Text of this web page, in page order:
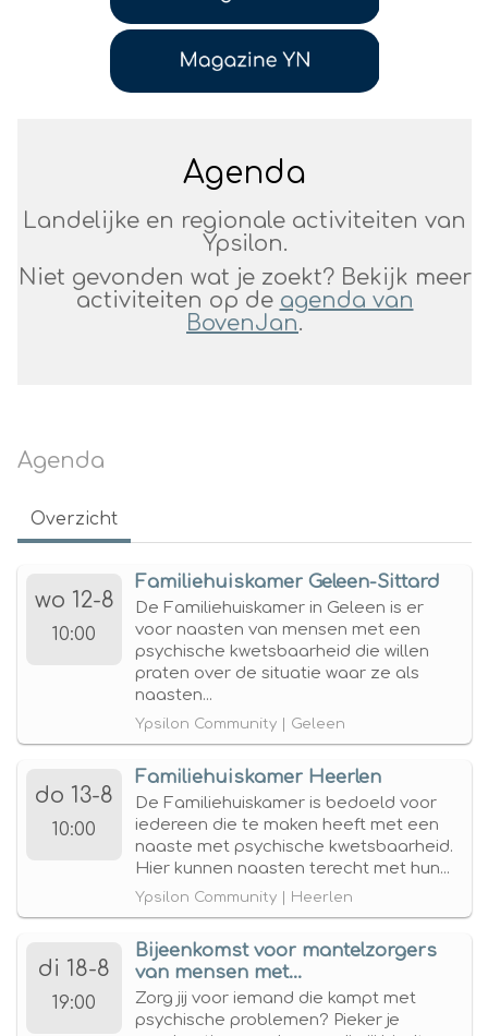
BovenJan
Profiel
Agenda
Landelijke en regionale activiteiten van
Ypsilon.
Niet gevonden wat je zoekt? Bekijk meer
activiteiten op de agenda van
BovenJan.
Agenda
Overzicht
wo 12-8
10:00
Familiehuiskamer Geleen-Sittard
De Familiehuiskamer in Geleen is er
voor naasten van mensen met een
psychische kwetsbaarheid die willen
praten over de situatie waar ze als
naasten...
Ypsilon Community | Geleen
do 13-8
10:00
Familiehuiskamer Heerlen
De Familiehuiskamer is bedoeld voor
iedereen die te maken heeft met een
naaste met psychische kwetsbaarheid.
Hier kunnen naasten terecht met hun...
Ypsilon Community | Heerlen
di 18-8
19:00
Bijeenkomst voor mantelzorgers
van mensen met...
Zorg jij voor iemand die kampt met
psychische problemen? Pieker je